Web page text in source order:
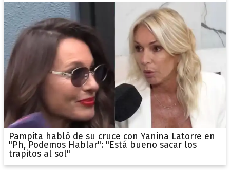
Pampita habló de su cruce con Yanina Latorre en
"Ph, Podemos Hablar": "Está bueno sacar los
trapitos al sol"